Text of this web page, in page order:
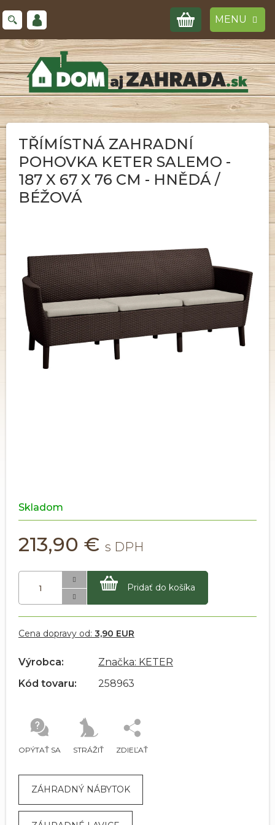
na
obsah
NÁKUPNÝ
TŘÍMÍSTNÁ ZAHRADNÍ
POHOVKA KETER SALEMO -
187 X 67 X 76 CM - HNĚDÁ /
BÉŽOVÁ
Skladom
213,90 €
Pridať do košíka
OPÝTAŤ SA STRÁŽIŤ ZDIEĽAŤ
Cena dopravy od: 3,90 EUR
Výrobca:
Značka: KETER
Kód tovaru:
258963
ZÁHRADNÝ NÁBYTOK